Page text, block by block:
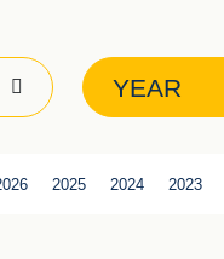
YEAR
2025 2024 2023